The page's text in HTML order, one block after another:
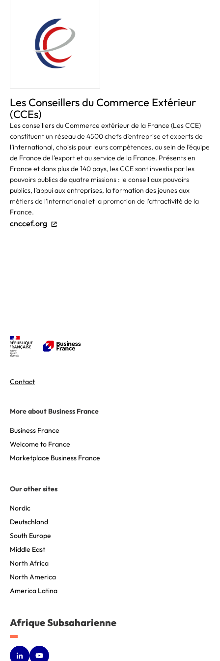
Les Conseillers du Commerce Extérieur
(CCEs)
Les conseillers du Commerce extérieur de la France (Les CCE)
constituent un réseau de 4500 chefs d’entreprise et experts de
l’international, choisis pour leurs compétences, au sein de l’équipe
de France de l’export et au service de la France. Présents en
France et dans plus de 140 pays, les CCE sont investis par les
pouvoirs publics de quatre missions : le conseil aux pouvoirs
publics, l’appui aux entreprises, la formation des jeunes aux
métiers de l’international et la promotion de l’attractivité de la
France.
cnccef.org
Contact
More about Business France
Business France
Welcome to France
Marketplace Business France
Our other sites
Nordic
Deutschland
South Europe
Middle East
North Africa
North America
America Latina
Afrique Subsaharienne